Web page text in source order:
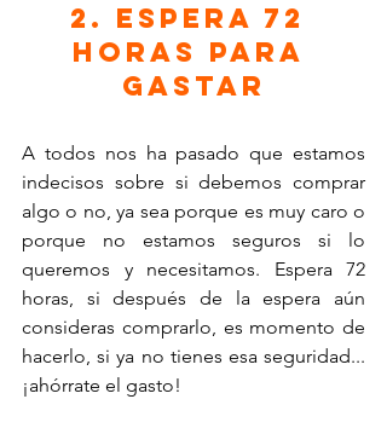
2. Espera 72
horas para
gastar
A todos nos ha pasado que estamos
indecisos sobre si debemos comprar
algo o no, ya sea porque es muy caro o
porque no estamos seguros si lo
queremos y necesitamos. Espera 72
horas, si después de la espera aún
consideras comprarlo, es momento de
hacerlo, si ya no tienes esa seguridad...
¡ahórrate el gasto!